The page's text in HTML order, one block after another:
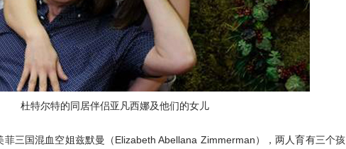
杜特尔特的同居伴侣亚凡西娜及他们的女儿
菲三国混血空姐兹默曼（Elizabeth Abellana Zimmerman），两人育有三个孩